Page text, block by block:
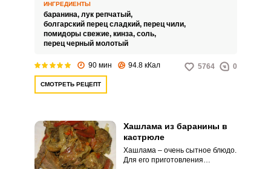
нужно, что сложить в посуду для
тушения порезанные овощи,
переслаивая их мясом и
специями.
ИНГРЕДИЕНТЫ
баранина, лук репчатый,
болгарский перец сладкий, перец чили,
помидоры свежие, кинза, соль,
перец черный молотый
90 мин 94.8 кКал 5764 0
СМОТРЕТЬ РЕЦЕПТ
Хашлама из баранины в
кастрюле
Хашлама – очень сытное блюдо.
Для его приготовления